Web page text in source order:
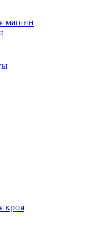
машин
кроя